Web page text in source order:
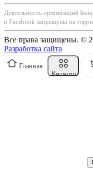
Деятельность организаций
и Facebook запрещены на
Все права защищены. ©
Разработка сайта
Главная
Каталог